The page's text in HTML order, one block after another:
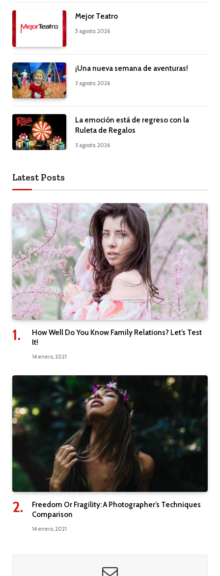
Mejor Teatro
5 agosto, 2026
¡Una nueva semana de aventuras!
3 agosto, 2026
La emoción está de regreso con la
Ruleta de Regalos
3 agosto, 2026
Latest Posts
How Well Do You Know Family Relations? Let’s Test
It!
14 enero, 2021
Freedom Or Fragility: A Photographer’s Techniques
Comparison
14 enero, 2021